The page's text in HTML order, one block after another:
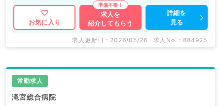
お気に入り
求人を
紹介してもらう
詳細を
見る
求人更新日 : 2026/05/26 求人No. : 884925
常勤求人
滝宮総合病院